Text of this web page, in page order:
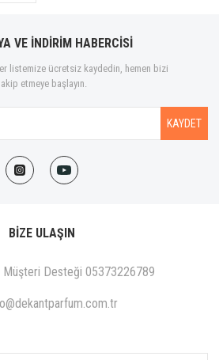
VE İNDİRİM HABERCİSİ
listemize ücretsiz kaydedin, hemen bizi
etmeye başlayın.
KAYDET
BİZE ULAŞIN
Müşteri Desteği 05373226789